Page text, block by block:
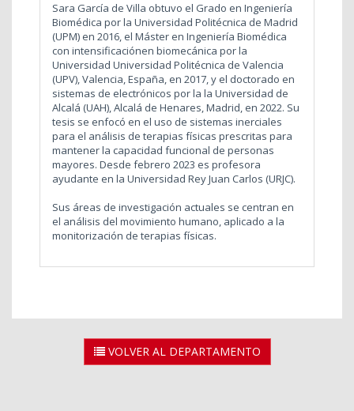
Sara García de Villa obtuvo el Grado en Ingeniería
Biomédica por la Universidad Politécnica de Madrid
(UPM) en 2016, el Máster en Ingeniería Biomédica
con intensificaciónen biomecánica por la
Universidad Universidad Politécnica de Valencia
(UPV), Valencia, España, en 2017, y el doctorado en
sistemas de electrónicos por la la Universidad de
Alcalá (UAH), Alcalá de Henares, Madrid, en 2022. Su
tesis se enfocó en el uso de sistemas inerciales
para el análisis de terapias físicas prescritas para
mantener la capacidad funcional de personas
mayores. Desde febrero 2023 es profesora
ayudante en la Universidad Rey Juan Carlos (URJC).
Sus áreas de investigación actuales se centran en
el análisis del movimiento humano, aplicado a la
monitorización de terapias físicas.
VOLVER AL DEPARTAMENTO